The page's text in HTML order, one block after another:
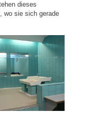
dieses
wo sie sich gerade